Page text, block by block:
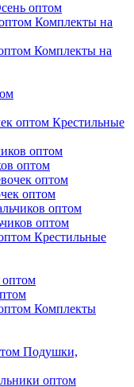
оптом
Комплекты на
Комплекты на
Крестильные
оптом
оптом
оптом
Крестильные
оптом
Комплекты
Подушки,